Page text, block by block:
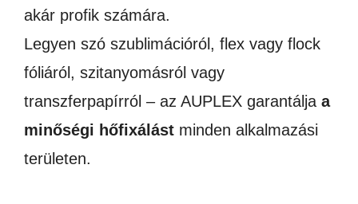
akár profik számára.
Legyen szó szublimációról, flex vagy flock
fóliáról, szitanyomásról vagy
transzferpapírról – az AUPLEX garantálja a
minőségi hőfixálást minden alkalmazási
területen.